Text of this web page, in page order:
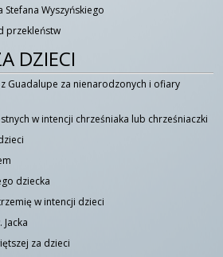
Stefana Wyszyńskiego
przekleństw
DZIECI
Guadalupe za nienarodzonych i ofiary
w intencji chrześniaka lub chrześniaczki
dziecka
w intencji dzieci
za dzieci